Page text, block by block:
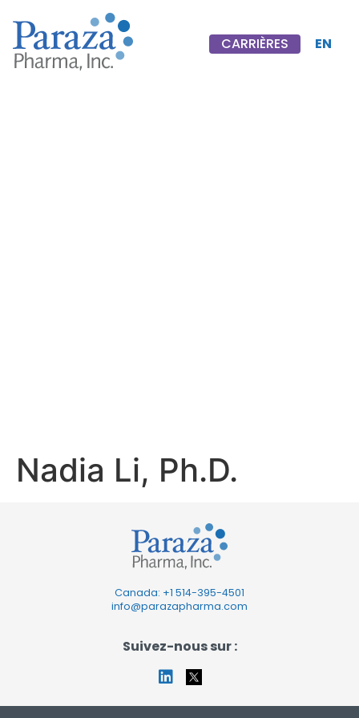
CARRIÈRES
EN
Nadia Li, Ph.D.
Canada: +1 514-395-4501
info@parazapharma.com
Suivez-nous sur :